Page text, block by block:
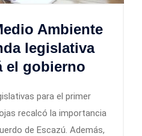
Ambiente
legislativa
el gobierno
para el primer
recalcó la importancia
de Escazú. Además,